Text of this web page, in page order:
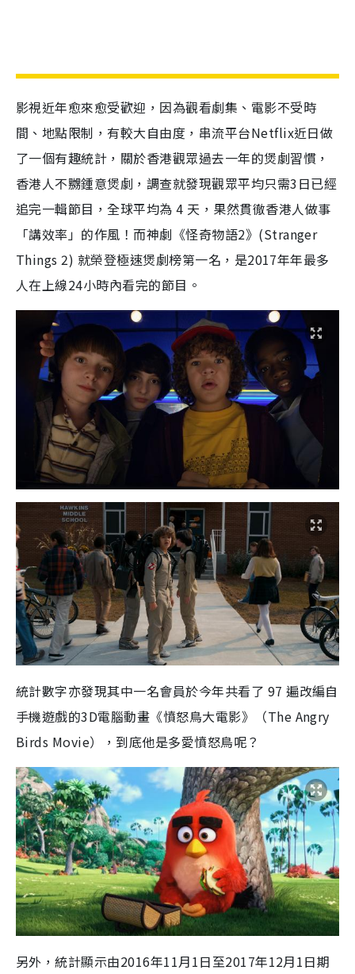
影視近年愈來愈受歡迎，因為觀看劇集、電影不受時
間、地點限制，有較大自由度，串流平台Netflix近日做
了一個有趣統計，關於香港觀眾過去一年的煲劇習慣，
香港人不嬲鍾意煲劇，調查就發現觀眾平均只需3日已經
追完一輯節目，全球平均為 4 天，果然貫徹香港人做事
「講效率」的作風！而神劇《怪奇物語2》(Stranger
Things 2) 就榮登極速煲劇榜第一名，是2017年年最多
人在上線24小時內看完的節目。
統計數字亦發現其中一名會員於今年共看了 97 遍改編自
手機遊戲的3D電腦動畫《憤怒鳥大電影》（The Angry
Birds Movie），到底他是多愛憤怒鳥呢？
另外，統計顯示由2016年11月1日至2017年12月1日期